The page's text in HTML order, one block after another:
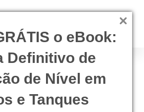
o eBook:
Definitivo de
de Nível em
e Tanques
- Produtos: